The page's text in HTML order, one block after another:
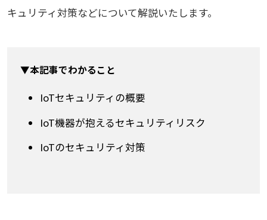
キュリティ対策などについて解説いたします。
▼本記事でわかること
IoTセキュリティの概要
IoT機器が抱えるセキュリティリスク
IoTのセキュリティ対策